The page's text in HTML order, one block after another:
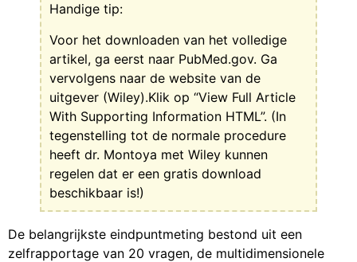
Handige tip:
Voor het downloaden van het volledige
artikel, ga eerst naar PubMed.gov. Ga
vervolgens naar de website van de
uitgever (Wiley).Klik op “View Full Article
With Supporting Information HTML”. (In
tegenstelling tot de normale procedure
heeft dr. Montoya met Wiley kunnen
regelen dat er een gratis download
beschikbaar is!)
De belangrijkste eindpuntmeting bestond uit een
zelfrapportage van 20 vragen, de multidimensionele